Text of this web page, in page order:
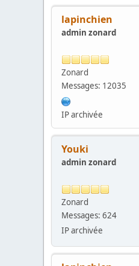
lapinchien
admin zonard
Zonard
Messages: 12035
IP archivée
Youki
admin zonard
Zonard
Messages: 624
IP archivée